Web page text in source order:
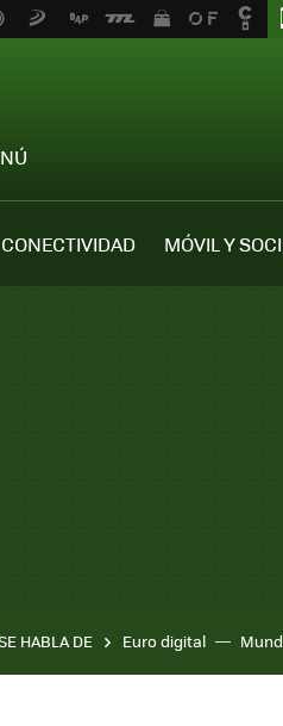
CONECTIVIDAD MÓVIL Y
HABLA DE Euro digital